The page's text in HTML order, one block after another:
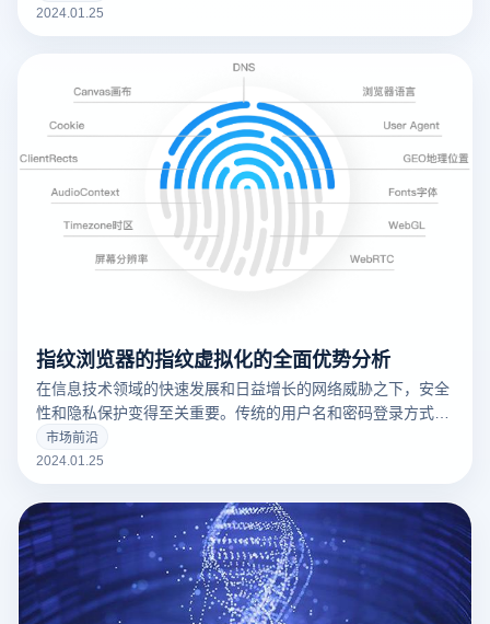
2024.01.25
指纹浏览器的指纹虚拟化的全面优势分析
在信息技术领域的快速发展和日益增长的网络威胁之下，安全
性和隐私保护变得至关重要。传统的用户名和密码登录方式在
安全性上存在许多弱点，因此越来越多的人们正在寻求更安
全、更便捷的身份验证方法。指纹识别技术近年来备受关注，
发展。本文将探讨指纹虚拟化在云登指纹浏览器等应用中所带
来的好处。
市场前沿
2024.01.25